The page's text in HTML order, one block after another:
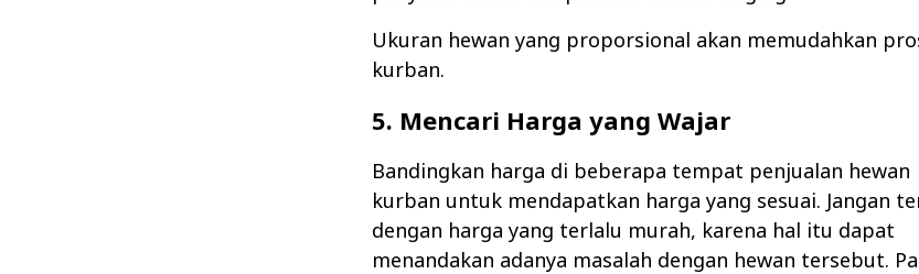
Ukuran hewan yang proporsional akan memudahkan
kurban.
5. Mencari Harga yang Wajar
Bandingkan harga di beberapa tempat penjualan hewan
kurban untuk mendapatkan harga yang sesuai. Jangan
dengan harga yang terlalu murah, karena hal itu dapat
menandakan adanya masalah dengan hewan tersebut.